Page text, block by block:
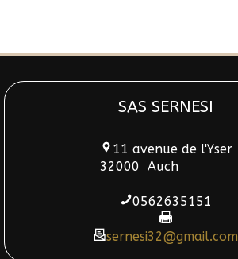
SAS SERNESI
11 avenue de l'Yser
32000 Auch
0562635151
sernesi32@gmail.com